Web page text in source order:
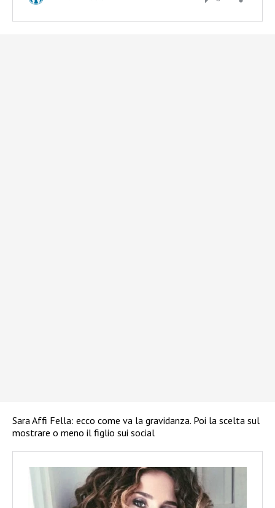
Sara Affi Fella: ecco come va la gravidanza. Poi la scelta sul
mostrare o meno il figlio sui social